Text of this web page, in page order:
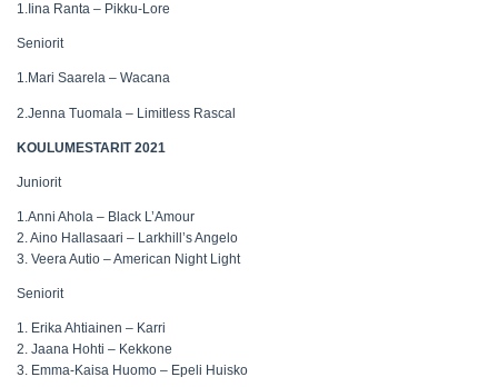
1.Iina Ranta – Pikku-Lore
Seniorit
1.Mari Saarela – Wacana
2.Jenna Tuomala – Limitless Rascal
KOULUMESTARIT 2021
Juniorit
1.Anni Ahola – Black L’Amour
2. Aino Hallasaari – Larkhill’s Angelo
3. Veera Autio – American Night Light
Seniorit
1. Erika Ahtiainen – Karri
2. Jaana Hohti – Kekkone
3. Emma-Kaisa Huomo – Epeli Huisko